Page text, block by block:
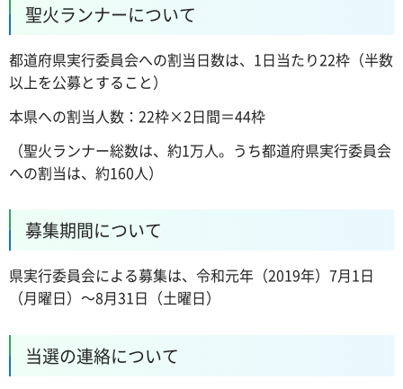
聖火ランナーについて
都道府県実行委員会への割当日数は、1日当たり22枠（半数
以上を公募とすること）
本県への割当人数：22枠×2日間＝44枠
（聖火ランナー総数は、約1万人。うち都道府県実行委員会
への割当は、約160人）
募集期間について
県実行委員会による募集は、令和元年（2019年）7月1日
（月曜日）～8月31日（土曜日）
当選の連絡について